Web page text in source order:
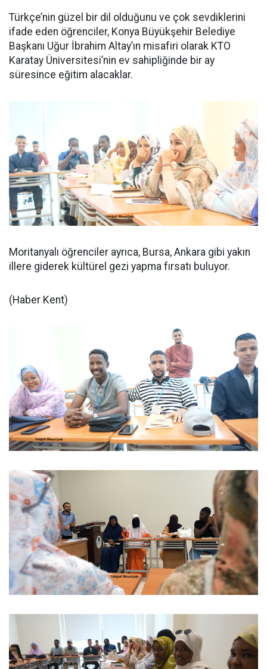
Türkçe’nin güzel bir dil olduğunu ve çok sevdiklerini
ifade eden öğrenciler, Konya Büyükşehir Belediye
Başkanı Uğur İbrahim Altay’ın misafiri olarak KTO
Karatay Üniversitesi’nin ev sahipliğinde bir ay
süresince eğitim alacaklar.
Moritanyalı öğrenciler ayrıca, Bursa, Ankara gibi yakın
illere giderek kültürel gezi yapma fırsatı buluyor.
(Haber Kent)